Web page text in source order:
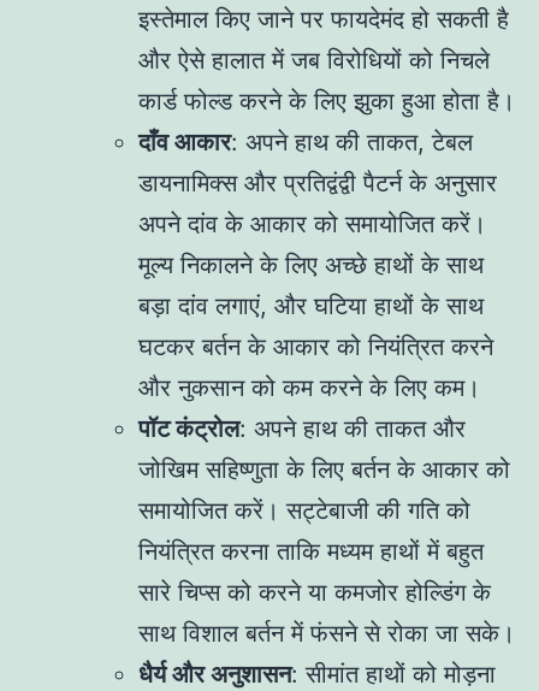
इस्तेमाल किए जाने पर फायदेमंद हो सकती है
और ऐसे हालात में जब विरोधियों को निचले
कार्ड फोल्ड करने के लिए झुका हुआ होता है।
दाँव आकार: अपने हाथ की ताकत, टेबल
डायनामिक्स और प्रतिद्वंद्वी पैटर्न के अनुसार
अपने दांव के आकार को समायोजित करें।
मूल्य निकालने के लिए अच्छे हाथों के साथ
बड़ा दांव लगाएं, और घटिया हाथों के साथ
घटकर बर्तन के आकार को नियंत्रित करने
और नुकसान को कम करने के लिए कम।
पॉट कंट्रोल: अपने हाथ की ताकत और
जोखिम सहिष्णुता के लिए बर्तन के आकार को
समायोजित करें। सट्टेबाजी की गति को
नियंत्रित करना ताकि मध्यम हाथों में बहुत
सारे चिप्स को करने या कमजोर होल्डिंग के
साथ विशाल बर्तन में फंसने से रोका जा सके।
धैर्य और अनुशासन: सीमांत हाथों को मोड़ना